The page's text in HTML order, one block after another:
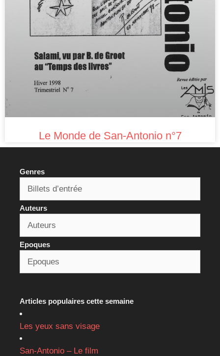
Le Monde de San-Antonio n°7
Genres
Auteurs
Epoques
Articles populaires cette semaine
Les yeux sans visage
San-Antonio – Le film